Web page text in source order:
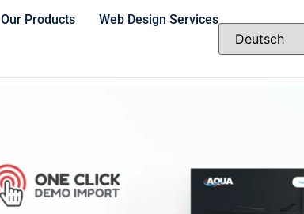
Our Products Web Design Services